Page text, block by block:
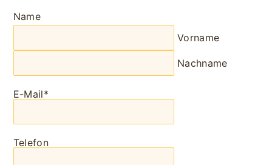
Name
Vorname
Nachname
E-Mail*
Telefon